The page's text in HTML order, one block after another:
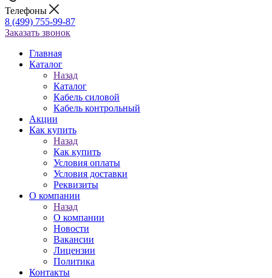
Телефоны
8 (499) 755-99-87
Заказать звонок
Главная
Каталог
Назад
Каталог
Кабель силовой
Кабель контрольный
Акции
Как купить
Назад
Как купить
Условия оплаты
Условия доставки
Реквизиты
О компании
Назад
О компании
Новости
Вакансии
Лицензии
Политика
Контакты